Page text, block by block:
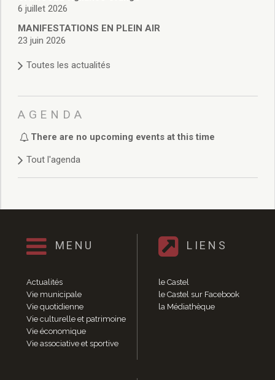
Conseils municipaux
Règlement du conseil municipal
Déliberations 2026
Délibérations 2024
Délibérations 2022
Délibérations 2021
Délibérations 2019
Délibérations 2018
Délibérations 2012
Délibérations 2009
Délibérations 2008
Agenda réunions publiques
Marchés publics
Toutes les actualités
6 juillet 2026
MANIFESTATIONS EN PLEIN AIR
23 juin 2026
Toutes les actualités
AGENDA
There are no upcoming events at this time
Tout l'agenda
MENU
Actualités
Vie municipale
Vie quotidienne
Vie culturelle et patrimoine
Vie économique
Vie associative et sportive
LIENS
le Castel
le Castel sur Facebook
la Médiathèque